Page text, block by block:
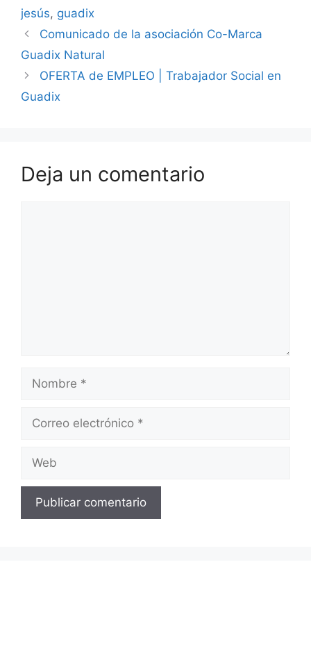
jesús, guadix
Comunicado de la asociación Co-Marca
Guadix Natural
OFERTA de EMPLEO | Trabajador Social en
Guadix
Deja un comentario
electrónico